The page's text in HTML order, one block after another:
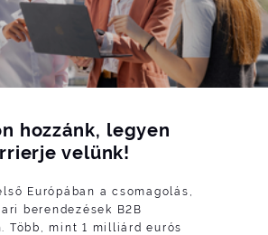
hozzánk, legyen
velünk!
Európában a csomagolás,
berendezések B2B
Több, mint 1 milliárd eurós